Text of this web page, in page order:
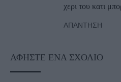
χερι του κατι
ΑΠΆΝΤΗΣΗ
ΑΦΉΣΤΕ ΈΝΑ ΣΧΌΛΙΟ